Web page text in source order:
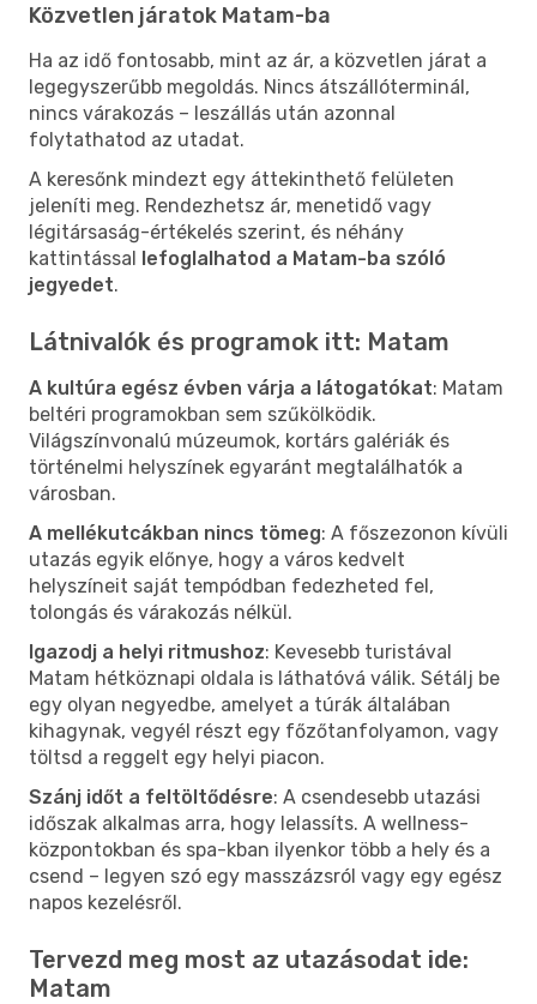
Közvetlen járatok Matam-ba
Ha az idő fontosabb, mint az ár, a közvetlen járat a
legegyszerűbb megoldás. Nincs átszállóterminál,
nincs várakozás – leszállás után azonnal
folytathatod az utadat.
A keresőnk mindezt egy áttekinthető felületen
jeleníti meg. Rendezhetsz ár, menetidő vagy
légitársaság-értékelés szerint, és néhány
kattintással lefoglalhatod a Matam-ba szóló
jegyedet.
Látnivalók és programok itt: Matam
A kultúra egész évben várja a látogatókat: Matam
beltéri programokban sem szűkölködik.
Világszínvonalú múzeumok, kortárs galériák és
történelmi helyszínek egyaránt megtalálhatók a
városban.
A mellékutcákban nincs tömeg: A főszezonon kívüli
utazás egyik előnye, hogy a város kedvelt
helyszíneit saját tempódban fedezheted fel,
tolongás és várakozás nélkül.
Igazodj a helyi ritmushoz: Kevesebb turistával
Matam hétköznapi oldala is láthatóvá válik. Sétálj be
egy olyan negyedbe, amelyet a túrák általában
kihagynak, vegyél részt egy főzőtanfolyamon, vagy
töltsd a reggelt egy helyi piacon.
Szánj időt a feltöltődésre: A csendesebb utazási
időszak alkalmas arra, hogy lelassíts. A wellness-
központokban és spa-kban ilyenkor több a hely és a
csend – legyen szó egy masszázsról vagy egy egész
napos kezelésről.
Tervezd meg most az utazásodat ide:
Matam